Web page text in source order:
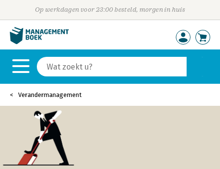
Op werkdagen voor 23:00 besteld, morgen in huis
Verandermanagement